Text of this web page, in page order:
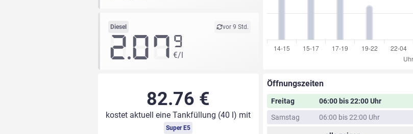
Diesel vor 9 Std.
2.07 9
€/l
82.76 €
kostet aktuell eine Tankfüllung (40 l) mit
Super E5
Öffnungszeiten
Freitag
06:00 bis 22:00 Uhr
Samstag
06:00 bis 22:00 Uhr